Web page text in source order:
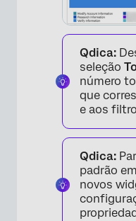
Qdica:
seleção
número
que
e aos
Qdica:
padrão
novos